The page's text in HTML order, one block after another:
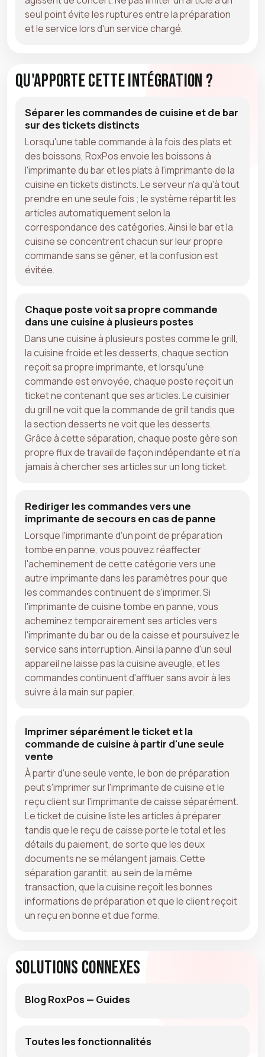
seul point évite les ruptures entre la préparation
et le service lors d'un service chargé.
Qu'apporte cette intégration ?
Séparer les commandes de cuisine et de bar
sur des tickets distincts
Lorsqu'une table commande à la fois des plats et
des boissons, RoxPos envoie les boissons à
l'imprimante du bar et les plats à l'imprimante de la
cuisine en tickets distincts. Le serveur n'a qu'à tout
prendre en une seule fois ; le système répartit les
articles automatiquement selon la
correspondance des catégories. Ainsi le bar et la
cuisine se concentrent chacun sur leur propre
commande sans se gêner, et la confusion est
évitée.
Chaque poste voit sa propre commande
dans une cuisine à plusieurs postes
Dans une cuisine à plusieurs postes comme le grill,
la cuisine froide et les desserts, chaque section
reçoit sa propre imprimante, et lorsqu'une
commande est envoyée, chaque poste reçoit un
ticket ne contenant que ses articles. Le cuisinier
du grill ne voit que la commande de grill tandis que
la section desserts ne voit que les desserts.
Grâce à cette séparation, chaque poste gère son
propre flux de travail de façon indépendante et n'a
jamais à chercher ses articles sur un long ticket.
Rediriger les commandes vers une
imprimante de secours en cas de panne
Lorsque l'imprimante d'un point de préparation
tombe en panne, vous pouvez réaffecter
l'acheminement de cette catégorie vers une
autre imprimante dans les paramètres pour que
les commandes continuent de s'imprimer. Si
l'imprimante de cuisine tombe en panne, vous
acheminez temporairement ses articles vers
l'imprimante du bar ou de la caisse et poursuivez le
service sans interruption. Ainsi la panne d'un seul
appareil ne laisse pas la cuisine aveugle, et les
commandes continuent d'affluer sans avoir à les
suivre à la main sur papier.
Imprimer séparément le ticket et la
commande de cuisine à partir d'une seule
vente
À partir d'une seule vente, le bon de préparation
peut s'imprimer sur l'imprimante de cuisine et le
reçu client sur l'imprimante de caisse séparément.
Le ticket de cuisine liste les articles à préparer
tandis que le reçu de caisse porte le total et les
détails du paiement, de sorte que les deux
documents ne se mélangent jamais. Cette
séparation garantit, au sein de la même
transaction, que la cuisine reçoit les bonnes
informations de préparation et que le client reçoit
un reçu en bonne et due forme.
Solutions connexes
Blog RoxPos — Guides
Toutes les fonctionnalités